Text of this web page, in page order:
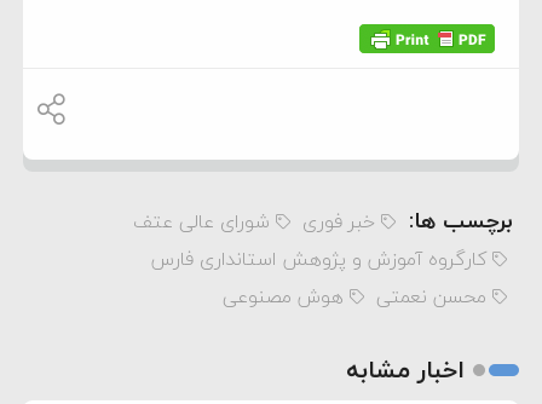
برچسب ها: خبر فوری
شورای عالی عتف
کارگروه آموزش و پژوهش استانداری فارس
محسن نعمتی
هوش مصنوعی
اخبار مشابه